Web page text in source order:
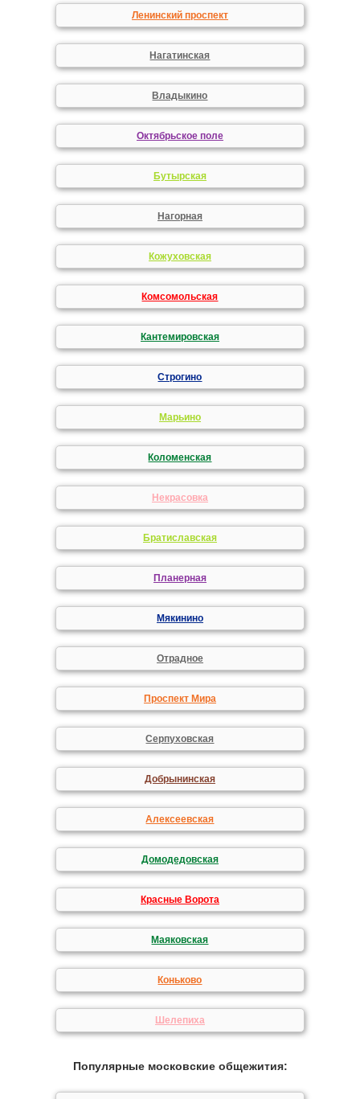
Ленинский проспект
Нагатинская
Владыкино
Октябрьское поле
Бутырская
Нагорная
Кожуховская
Комсомольская
Кантемировская
Строгино
Марьино
Коломенская
Некрасовка
Братиславская
Планерная
Мякинино
Отрадное
Проспект Мира
Серпуховская
Добрынинская
Алексеевская
Домодедовская
Красные Ворота
Маяковская
Коньково
Шелепиха
Популярные московские общежития: